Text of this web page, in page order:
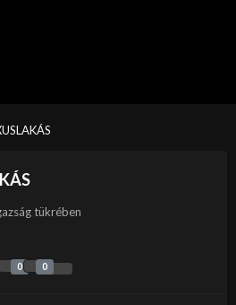
tükrében
0 0